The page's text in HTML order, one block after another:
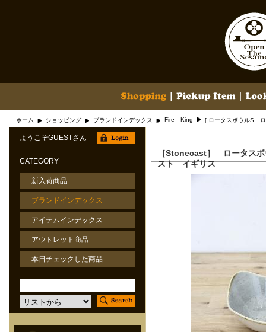
ホーム ショッピング ブランドインデックス Fire King [ ロータスボウルS
［Stonecast］ ロータス
スト イギリス
ようこそGUESTさん
CATEGORY
新入荷商品
ブランドインデックス
アイテムインデックス
アウトレット商品
本日チェックした商品